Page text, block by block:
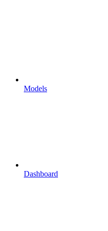
Models
Dashboard